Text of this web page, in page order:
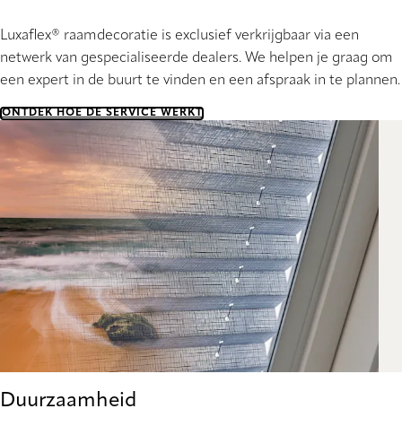
Luxaflex® raamdecoratie is exclusief verkrijgbaar via een
netwerk van gespecialiseerde dealers. We helpen je graag om
een expert in de buurt te vinden en een afspraak in te plannen.
ONTDEK HOE DE SERVICE WERKT
Duurzaamheid